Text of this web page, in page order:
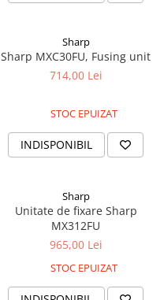
Sharp
Sharp MXC30FU, Fusing unit
714,00 Lei
STOC EPUIZAT
INDISPONIBIL
Sharp
Unitate de fixare Sharp
MX312FU
965,00 Lei
STOC EPUIZAT